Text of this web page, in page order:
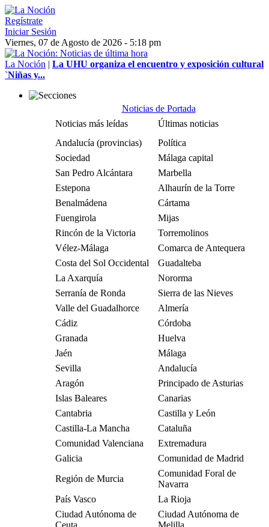
Regístrate
Iniciar Sesión
Viernes, 07 de Agosto de 2026 - 5:18 pm
La Noción | La UHU organiza el encuentro y exposición cultural
`Niñas y...
Noticias de Portada
Noticias más leídas
Últimas noticias
Andalucía (provincias)
Política
Sociedad
Málaga capital
San Pedro Alcántara
Marbella
Estepona
Alhaurín de la Torre
Benalmádena
Cártama
Fuengirola
Mijas
Rincón de la Victoria
Torremolinos
Vélez-Málaga
Comarca de Antequera
Costa del Sol Occidental
Guadalteba
La Axarquía
Nororma
Serranía de Ronda
Sierra de las Nieves
Valle del Guadalhorce
Almería
Cádiz
Córdoba
Granada
Huelva
Jaén
Málaga
Sevilla
Andalucía
Aragón
Principado de Asturias
Islas Baleares
Canarias
Cantabria
Castilla y León
Castilla-La Mancha
Cataluña
Comunidad Valenciana
Extremadura
Galicia
Comunidad de Madrid
Región de Murcia
Comunidad Foral de
Navarra
País Vasco
La Rioja
Ciudad Autónoma de
Ceuta
Ciudad Autónoma de
Melilla